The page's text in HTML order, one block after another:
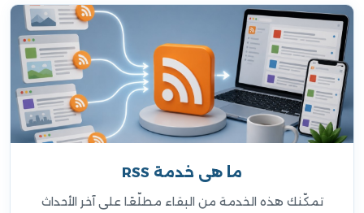
ما هي خدمة RSS
تمكّنك هذه الخدمة من البقاء مطلّعًا على آخر الأحداث